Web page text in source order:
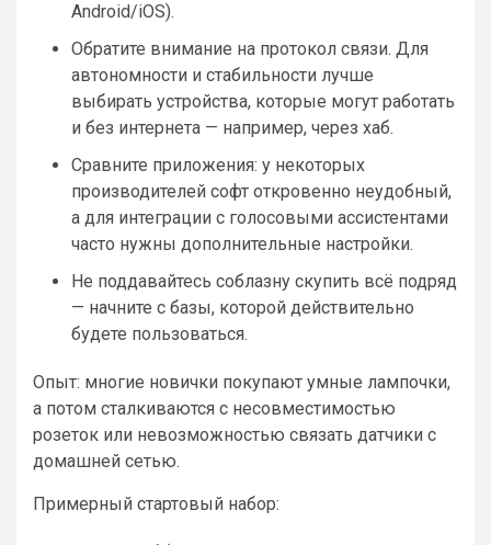
Android/iOS).
Обратите внимание на протокол связи. Для
автономности и стабильности лучше
выбирать устройства, которые могут работать
и без интернета — например, через хаб.
Сравните приложения: у некоторых
производителей софт откровенно неудобный,
а для интеграции с голосовыми ассистентами
часто нужны дополнительные настройки.
Не поддавайтесь соблазну скупить всё подряд
— начните с базы, которой действительно
будете пользоваться.
Опыт: многие новички покупают умные лампочки,
а потом сталкиваются с несовместимостью
розеток или невозможностью связать датчики с
домашней сетью.
Примерный стартовый набор: